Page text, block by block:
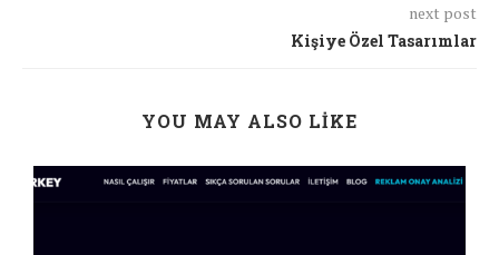
next post
Kişiye Özel Tasarımlar
YOU MAY ALSO LIKE